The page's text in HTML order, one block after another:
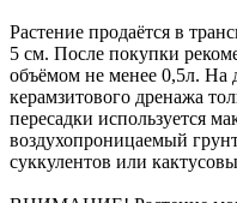
Растение продаётся в
5 см. После покупки
объёмом не менее 0,5л. На
керамзитового дренажа
пересадки используется
воздухопроницаемый
суккулентов или